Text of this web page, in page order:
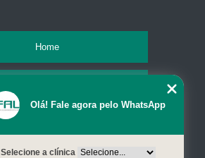
Home
Olá! Fale agora pelo WhatsApp
Selecione a clínica